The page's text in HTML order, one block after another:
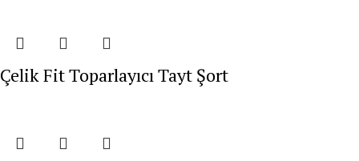
Çelik Fit Toparlayıcı Tayt Şort